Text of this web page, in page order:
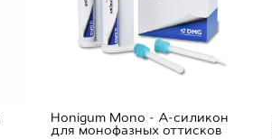
Honigum Mono - А-силикон
для монофазных оттисков